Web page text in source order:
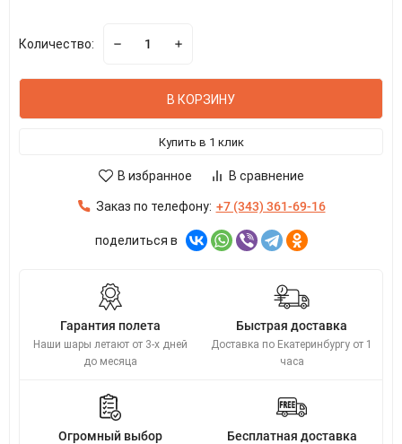
Количество:
В КОРЗИНУ
Купить в 1 клик
В избранное В сравнение
Заказ по телефону: +7 (343) 361-69-16
поделиться в
Гарантия полета
Наши шары летают от 3-х дней
до месяца
Быстрая доставка
Доставка по Екатеринбургу от 1
часа
Огромный выбор Бесплатная доставка